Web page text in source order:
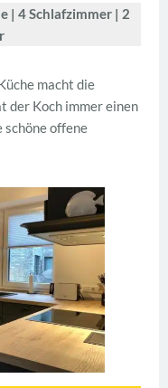
| 4 Schlafzimmer | 2
macht die
der Koch immer einen
offene